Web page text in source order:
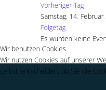
Vorheriger Tag
Samstag, 14.
Folgetag
Es wurden keine
Wir benutzen Cookies
Wir nutzen Cookies auf unserer
selbst entscheiden, ob Sie die